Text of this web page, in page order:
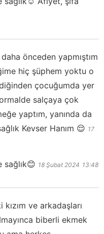
önceden yapmıştım
hiç şüphem yoktu o
çocuğumda yer
salçaya çok
yaptım, yanında da
Kevser Hanım 😌 17
sağlık😊 18 Şubat 2024 13:48
ve arkadaşları
biberli ekmek